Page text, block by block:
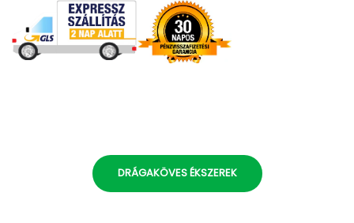
DRÁGAKÖVES ÉKSZEREK